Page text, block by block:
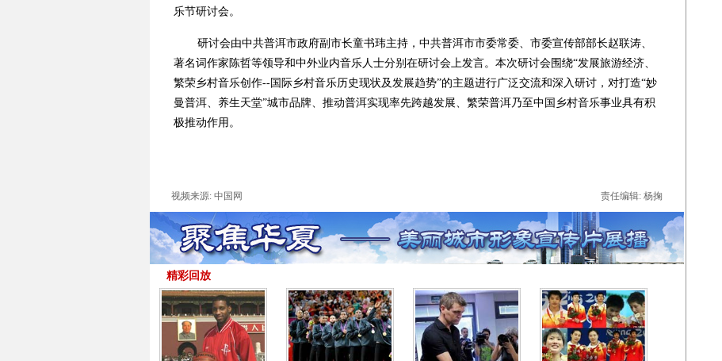
乐节研讨会。
研讨会由中共普洱市政府副市长童书玮主持，中共普洱市市委常委、市委宣传部部长赵联涛、
著名词作家陈哲等领导和中外业内音乐人士分别在研讨会上发言。本次研讨会围绕“发展旅游经济、
繁荣乡村音乐创作--国际乡村音乐历史现状及发展趋势”的主题进行广泛交流和深入研讨，对打造“妙
曼普洱、养生天堂”城市品牌、推动普洱实现率先跨越发展、繁荣普洱乃至中国乡村音乐事业具有积
极推动作用。
责任编辑: 杨掬
视频来源: 中国网